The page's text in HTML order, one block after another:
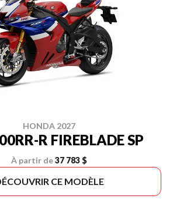
HONDA 2027
R FIREBLADE SP
À partir de37 783 $
CE MODÈLE